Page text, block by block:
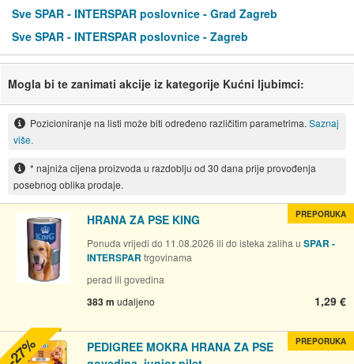
Sve SPAR - INTERSPAR poslovnice - Grad Zagreb
Sve SPAR - INTERSPAR poslovnice - Zagreb
Mogla bi te zanimati akcije iz kategorije Kućni ljubimci:
Pozicioniranje na listi može biti određeno različitim parametrima. Saznaj
više.
* najniža cijena proizvoda u razdoblju od 30 dana prije provođenja
posebnog oblika prodaje.
HRANA ZA PSE KING
Ponuda vrijedi do 11.08.2026 ili do isteka zaliha u SPAR -
INTERSPAR trgovinama
perad ili govedina
383 m udaljeno 1,29 €
PREPORUKA
PEDIGREE MOKRA HRANA ZA PSE
PREPORUKA
-27%